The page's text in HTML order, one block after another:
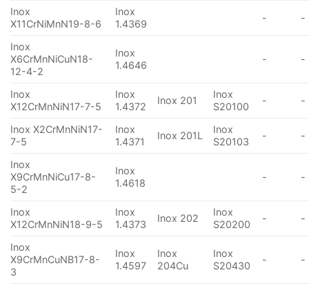
Inox
X11CrNiMnN19-8-6
Inox
1.4369
- -
Inox
X6CrMnNiCuN18-
12-4-2
Inox
1.4646
- -
Inox
X12CrMnNiN17-7-5
Inox
1.4372
Inox 201
Inox
S20100
- -
Inox X2CrMnNiN17-
7-5
Inox
1.4371
Inox 201L
Inox
S20103
- -
Inox
X9CrMnNiCu17-8-
5-2
Inox
1.4618
- -
Inox
X12CrMnNiN18-9-5
Inox
1.4373
Inox 202
Inox
S20200
- -
Inox
X9CrMnCuNB17-8-
3
Inox
1.4597
Inox
204Cu
Inox
S20430
- -